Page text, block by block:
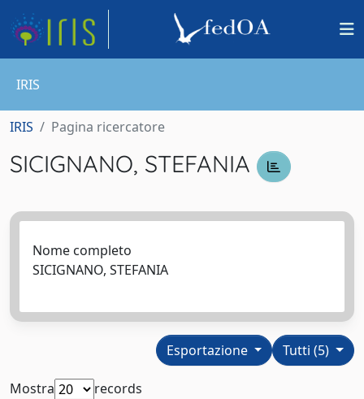
IRIS
IRIS Pagina ricercatore
SICIGNANO, STEFANIA
Nome completo
SICIGNANO, STEFANIA
Tutti (5)
Esportazione
Mostra
records